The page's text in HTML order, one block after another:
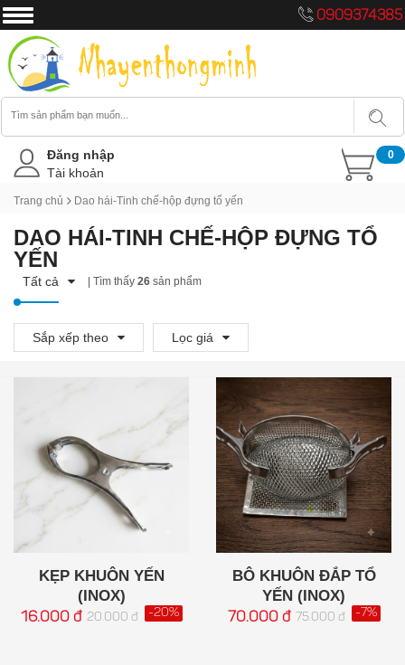
0909374385
0
Đăng nhập
Tài khoản
Trang chủ Dao hái-Tinh chế-hộp đựng tổ yến
DAO HÁI-TINH CHẾ-HỘP ĐỰNG TỔ
YẾN
Tất cả | Tìm thấy 26 sản phẩm
Sắp xếp theo Lọc giá
KẸP KHUÔN YẾN
(INOX)
16.000 đ 20.000 đ -20%
BÔ KHUÔN ĐẮP TỔ
YẾN (INOX)
70.000 đ 75.000 đ -7%